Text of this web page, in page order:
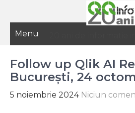
Menu
Follow up Qlik AI
București, 24
5 noiembrie 2024 Niciun